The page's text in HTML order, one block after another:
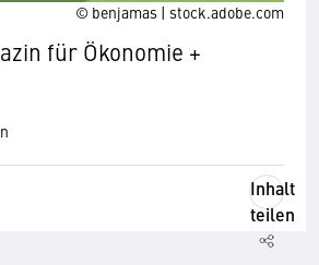
© benjamas | stock.adobe.com
für Ökonomie +
Inhalt
teilen